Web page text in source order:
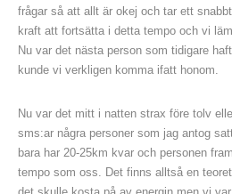
frågar så att allt är okej och tar ett
kraft att fortsätta i detta tempo och vi
Nu var det nästa person som tidigare
kunde vi verkligen komma ifatt honom.
Nu var det mitt i natten strax före tolv
sms:ar några personer som jag antog
bara har 20-25km kvar och personen
tempo som oss. Det finns alltså en